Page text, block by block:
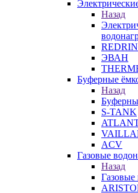
Назад
ЭВАН
Буферные
Назад
S-TANK
ACV
Газовые
Назад
Газовые